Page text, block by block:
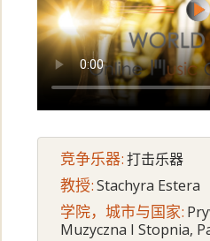
竞争乐器:打击乐器
教授:Stachyra Estera
学院，城市与国家:
Muzyczna I Stopnia,